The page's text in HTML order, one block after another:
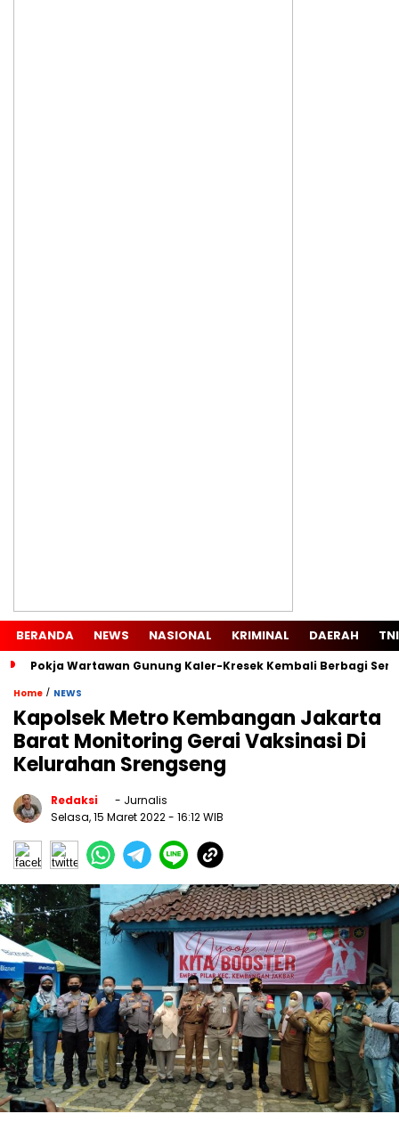
BERANDA NEWS NASIONAL KRIMINAL DAERAH
Pokja Wartawan Gunung Kaler-Kresek Kembali Berbagi
Home / NEWS
Kapolsek Metro Kembangan Jakarta
Barat Monitoring Gerai Vaksinasi Di
Kelurahan Srengseng
Redaksi
- Jurnalis
Selasa, 15 Maret 2022- 16:12 WIB